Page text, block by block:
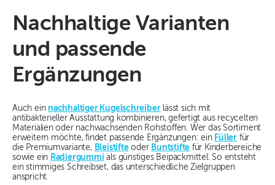
Nachhaltige Varianten
und passende
Ergänzungen
Auch ein nachhaltiger Kugelschreiberlässt sich mit
antibakterieller Ausstattung kombinieren, gefertigt aus recycelten
Materialien oder nachwachsenden Rohstoffen. Wer das Sortiment
erweitern möchte, findet passende Ergänzungen: ein Füller für
die Premiumvariante, Bleistifteoder Buntstifte für Kinderbereiche
sowie ein Radiergummi als günstiges Beipackmittel. So entsteht
ein stimmiges Schreibset, das unterschiedliche Zielgruppen
anspricht.